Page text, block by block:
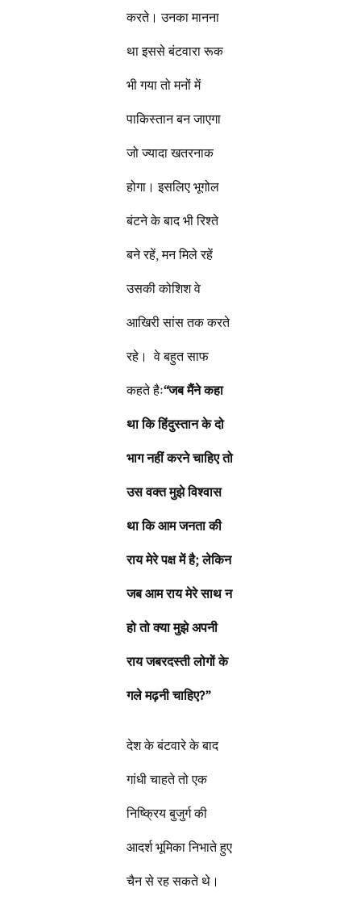
करते। उनका मानना
था इससे बंटवारा रूक
भी गया तो मनों में
पाकिस्तान बन जाएगा
जो ज्यादा खतरनाक
होगा। इसलिए भूगोल
बंटने के बाद भी रिश्ते
बने रहें, मन मिले रहें
उसकी कोशिश वे
आखिरी सांस तक करते
रहे। वे बहुत साफ
कहते हैः“जब मैंने कहा
था कि हिंदुस्तान के दो
भाग नहीं करने चाहिए तो
उस वक्त मुझे विश्वास
था कि आम जनता की
राय मेरे पक्ष में है; लेकिन
जब आम राय मेरे साथ न
हो तो क्या मुझे अपनी
राय जबरदस्ती लोगों के
गले मढ़नी चाहिए?”
देश के बंटवारे के बाद
गांधी चाहते तो एक
निष्क्रिय बुजुर्ग की
आदर्श भूमिका निभाते हुए
चैन से रह सकते थे।